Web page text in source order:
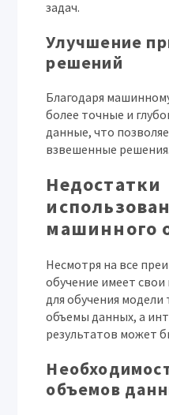
задач.
Улучшение
решений
Благодаря
более точные и
данные, что
взвешенные решения.
Недостатки
машинного
Несмотря на все
обучение имеет
для обучения
объемы данных, а
результатов может
объемов